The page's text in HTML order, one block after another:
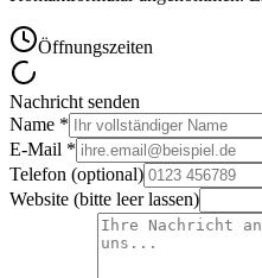
Öffnungszeiten
Nachricht senden
Name *
E-Mail *
Telefon (optional)
Website (bitte leer lassen)